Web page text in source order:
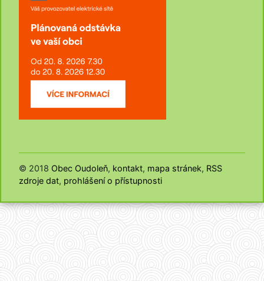
© 2018 Obec Oudoleň, kontakt, mapa stránek, RSS
zdroje dat, prohlášení o přístupnosti